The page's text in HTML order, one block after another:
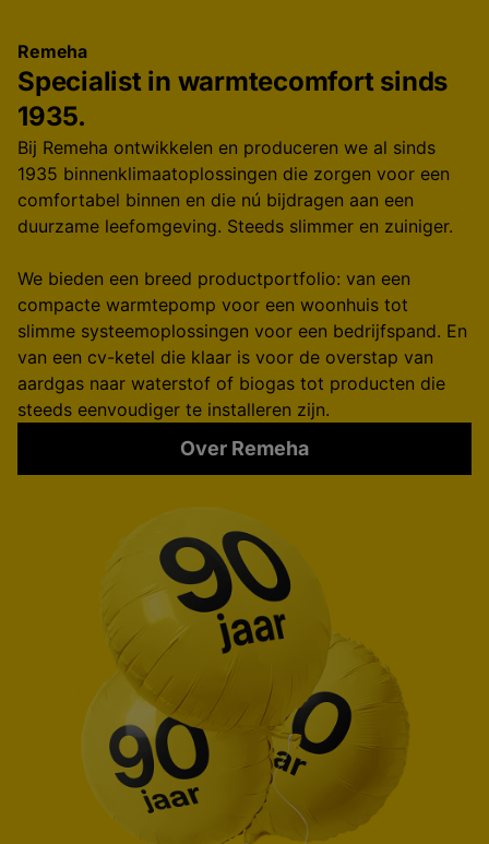
Remeha
Specialist in warmtecomfort sinds
1935.
Bij Remeha ontwikkelen en produceren we al sinds
1935 binnenklimaatoplossingen die zorgen voor een
comfortabel binnen en die nú bijdragen aan een
duurzame leefomgeving. Steeds slimmer en zuiniger.
We bieden een breed productportfolio: van een
compacte warmtepomp voor een woonhuis tot
slimme systeemoplossingen voor een bedrijfspand. En
van een cv-ketel die klaar is voor de overstap van
aardgas naar waterstof of biogas tot producten die
steeds eenvoudiger te installeren zijn.
Over Remeha